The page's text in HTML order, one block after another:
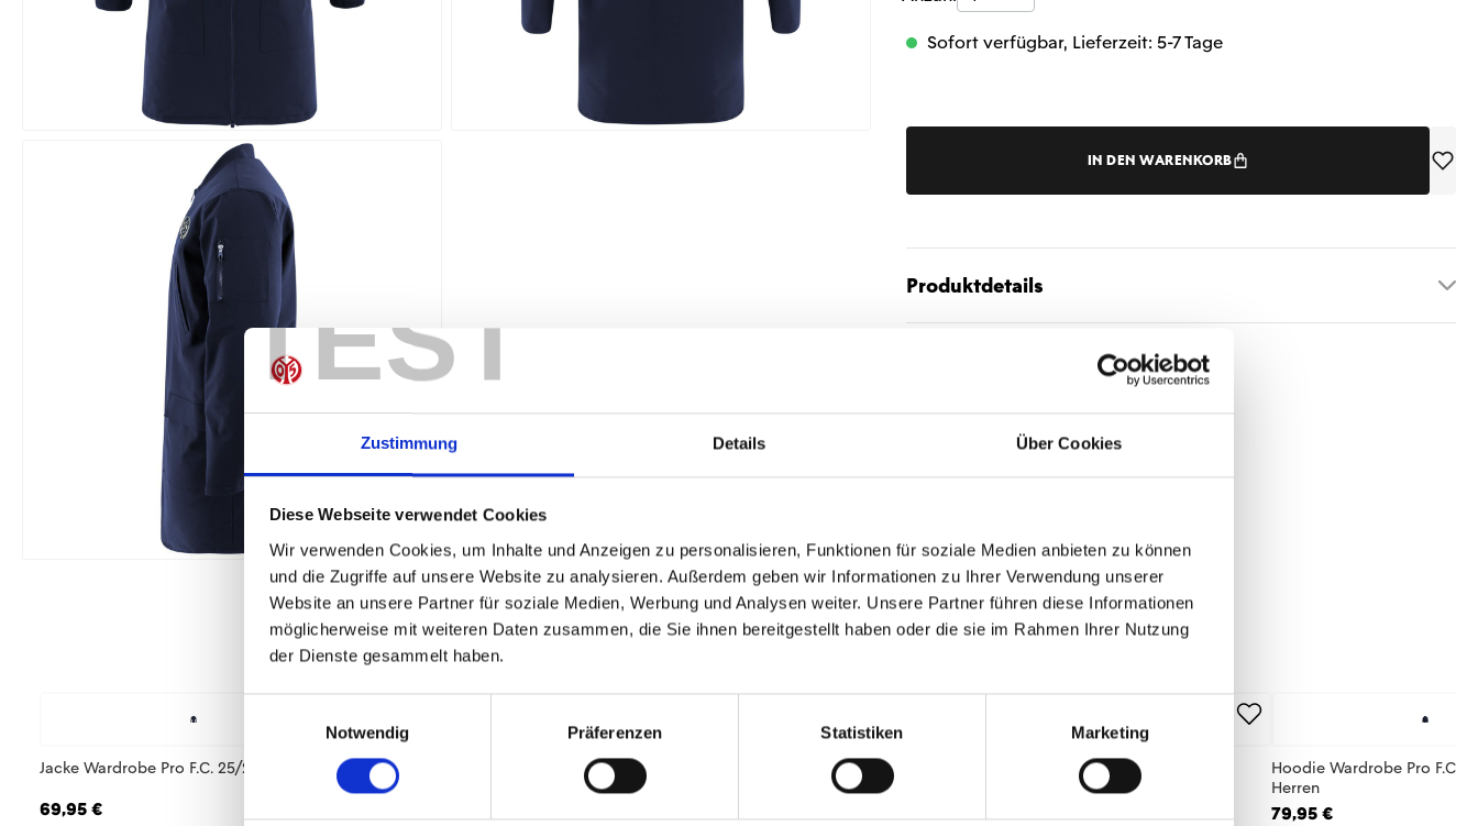
TEST
Zustimmung Details Über Cookies
Diese Webseite verwendet Cookies
Wir verwenden Cookies, um Inhalte und Anzeigen zu personalisieren, Funktionen für soziale Medien anbieten zu können
und die Zugriffe auf unsere Website zu analysieren. Außerdem geben wir Informationen zu Ihrer Verwendung unserer
Website an unsere Partner für soziale Medien, Werbung und Analysen weiter. Unsere Partner führen diese Informationen
möglicherweise mit weiteren Daten zusammen, die Sie ihnen bereitgestellt haben oder die sie im Rahmen Ihrer Nutzung
der Dienste gesammelt haben.
Notwendig
Präferenzen Statistiken Marketing
Sofort verfügbar, Lieferzeit: 5-7 Tage
IN DEN WARENKORB
Produktdetails
ÄHNLICHE PRODUKTE
Jacke Wardrobe Pro F.C. 25/26 Herren
69,95 €
Hose Wardrobe Pro F.C. 25/26 Herren
T-Shirt Wardrobe Pro F.C. Navy 25/26
29,95 €
Polo Wardrobe Pro F.C. Navy 25/26
34,95 €
Hoodie Wardrobe Pro F.C.
Herren
79,95 €